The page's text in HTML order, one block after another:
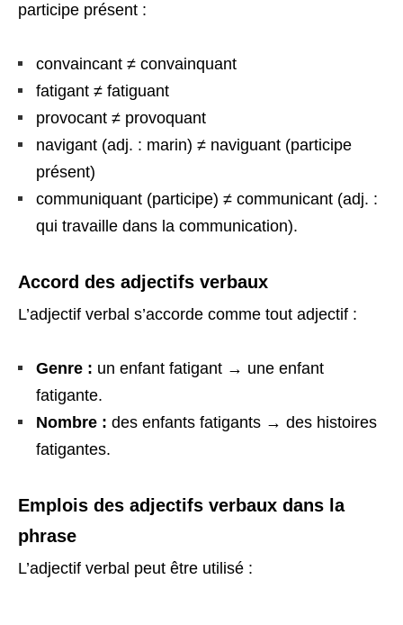
participe présent :
convaincant ≠ convainquant
fatigant ≠ fatiguant
provocant ≠ provoquant
navigant (adj. : marin) ≠ naviguant (participe
présent)
communiquant (participe) ≠ communicant (adj. :
qui travaille dans la communication).
Accord des adjectifs verbaux
L’adjectif verbal s’accorde comme tout adjectif :
Genre : un enfant fatigant → une enfant
fatigante.
Nombre : des enfants fatigants → des histoires
fatigantes.
Emplois des adjectifs verbaux dans la
phrase
L’adjectif verbal peut être utilisé :